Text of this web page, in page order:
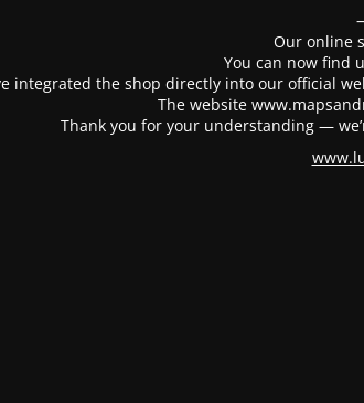
Our online
You can now find
integrated the shop directly into our official
The website
Thank you for your understanding —